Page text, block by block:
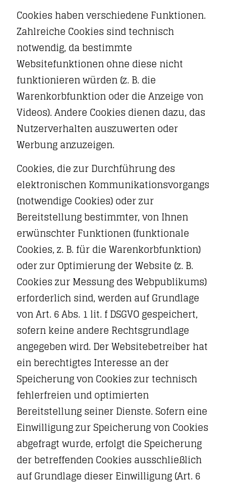
Cookies haben verschiedene Funktionen.
Zahlreiche Cookies sind technisch
notwendig, da bestimmte
Websitefunktionen ohne diese nicht
funktionieren würden (z. B. die
Warenkorbfunktion oder die Anzeige von
Videos). Andere Cookies dienen dazu, das
Nutzerverhalten auszuwerten oder
Werbung anzuzeigen.
Cookies, die zur Durchführung des
elektronischen Kommunikationsvorgangs
(notwendige Cookies) oder zur
Bereitstellung bestimmter, von Ihnen
erwünschter Funktionen (funktionale
Cookies, z. B. für die Warenkorbfunktion)
oder zur Optimierung der Website (z. B.
Cookies zur Messung des Webpublikums)
erforderlich sind, werden auf Grundlage
von Art. 6 Abs. 1 lit. f DSGVO gespeichert,
sofern keine andere Rechtsgrundlage
angegeben wird. Der Websitebetreiber hat
ein berechtigtes Interesse an der
Speicherung von Cookies zur technisch
fehlerfreien und optimierten
Bereitstellung seiner Dienste. Sofern eine
Einwilligung zur Speicherung von Cookies
abgefragt wurde, erfolgt die Speicherung
der betreffenden Cookies ausschließlich
auf Grundlage dieser Einwilligung (Art. 6